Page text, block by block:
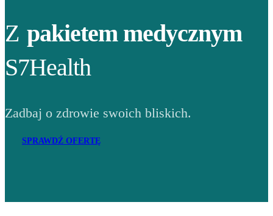
Z pakietem medycznym
S7Health
Zadbaj o zdrowie swoich bliskich.
SPRAWDŹ OFERTĘ